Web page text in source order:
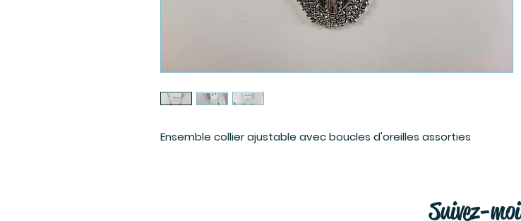
Ensemble collier ajustable avec boucles d'oreilles assorties
Suivez-moi